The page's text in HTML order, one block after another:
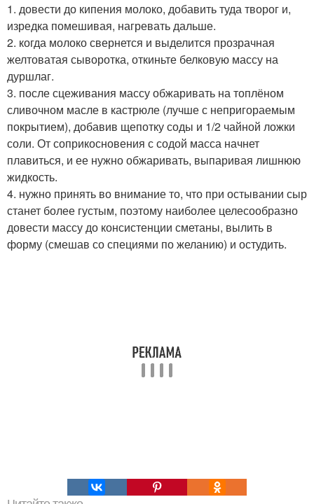
1. довести до кипения молоко, добавить туда творог и,
изредка помешивая, нагревать дальше.
2. когда молоко свернется и выделится прозрачная
желтоватая сыворотка, откиньте белковую массу на
дуршлаг.
3. после сцеживания массу обжаривать на топлёном
сливочном масле в кастрюле (лучше с непригораемым
покрытием), добавив щепотку соды и 1/2 чайной ложки
соли. От соприкосновения с содой масса начнет
плавиться, и ее нужно обжаривать, выпаривая лишнюю
жидкость.
4. нужно принять во внимание то, что при остывании сыр
станет более густым, поэтому наиболее целесообразно
довести массу до консистенции сметаны, вылить в
форму (смешав со специями по желанию) и остудить.